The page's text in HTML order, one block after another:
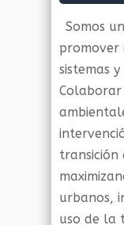
Somos
promover
sistemas
transición
urbanos,
uso de la